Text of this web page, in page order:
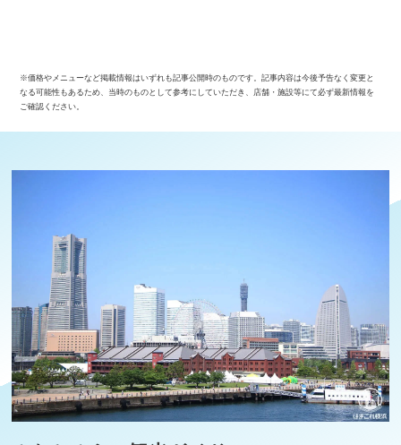
※価格やメニューなど掲載情報はいずれも記事公開時のものです。記事内容は今後予告なく変更と
なる可能性もあるため、当時のものとして参考にしていただき、店舗・施設等にて必ず最新情報を
ご確認ください。